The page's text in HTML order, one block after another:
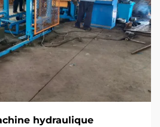
hydraulique